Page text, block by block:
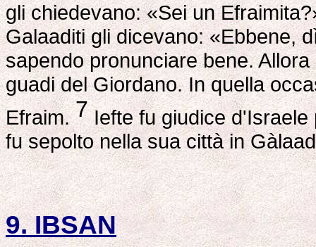
gli chiedevano: «Sei un
Galaaditi gli dicevano: «Ebbene,
sapendo pronunciare bene.
guadi del Giordano. In quella
Efraim.7Iefte fu giudice d'Israele
fu sepolto nella sua città in
9. IBSAN